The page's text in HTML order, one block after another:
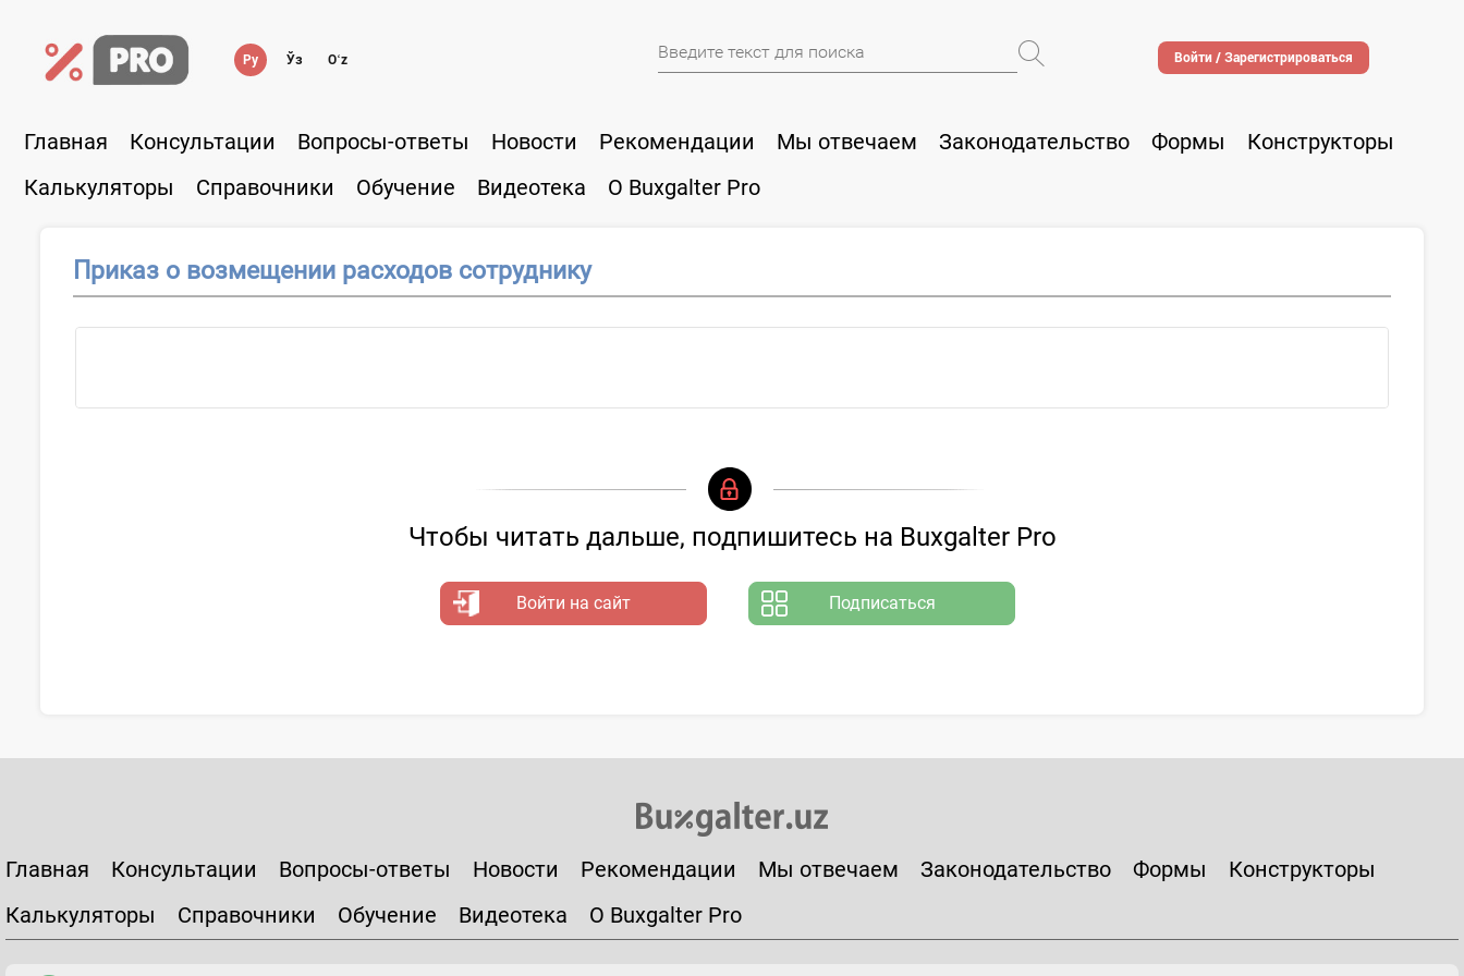
Ру Ўз Oʻz Войти / Зарегистрироваться
Главная Консультации Вопросы-ответы Новости Рекомендации Мы отвечаем Законодательство Формы
Конструкторы
Калькуляторы
Справочники Обучение Видеотека О Buxgalter Pro
Приказ о возмещении расходов сотруднику
Чтобы читать дальше, подпишитесь на Buxgalter Pro
Войти на сайт Подписаться
Главная Консультации Вопросы-ответы Новости Рекомендации Мы отвечаем Законодательство Формы
Конструкторы
Калькуляторы
Справочники Обучение Видеотека О Buxgalter Pro